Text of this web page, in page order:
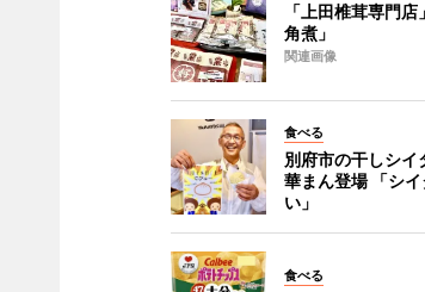
「上田椎茸専門
角煮」
関連画像
食べる
別府市の干しシイ
華まん登場 「シ
い」
食べる